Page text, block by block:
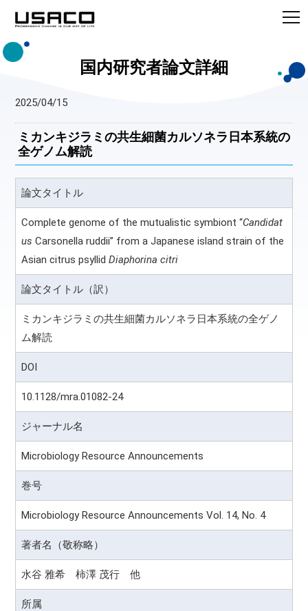
国内研究者論文詳細
2025/04/15
ミカンキジラミの共生細菌カルソネラ日本系統の
全ゲノム解読
論文タイトル
Complete genome of the mutualistic symbiont “Candidat
us Carsonella ruddii” from a Japanese island strain of the
Asian citrus psyllid Diaphorina citri
論文タイトル（訳）
ミカンキジラミの共生細菌カルソネラ日本系統の全ゲノ
ム解読
DOI
10.1128/mra.01082-24
ジャーナル名
Microbiology Resource Announcements
巻号
Microbiology Resource Announcements Vol. 14, No. 4
著者名（敬称略）
水谷 雅希 柿澤 茂行 他
所属